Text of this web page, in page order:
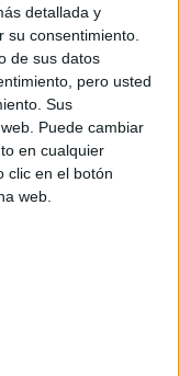
detallada y
consentimiento.
de sus datos
pero usted
Sus
Puede cambiar
en cualquier
clic en el botón
web.
decidió dar
fundado unos
se asoció con el
de tierra en
también como el
dijo que allí había
Gaghan